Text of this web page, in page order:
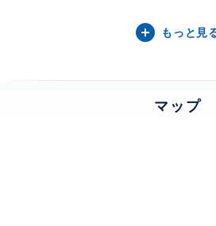
■足元から立ち上がるサッシが各部
■エントランス・玄関キーはハンズ
もっと見
マップ